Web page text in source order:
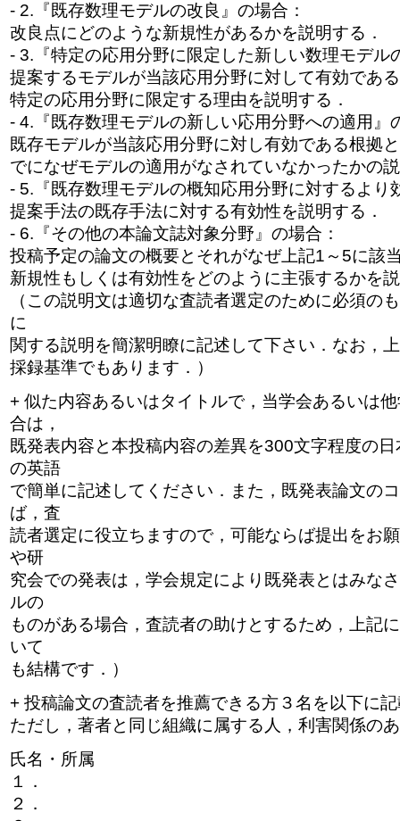
- 2.『既存数理モデルの改良』の場合：
改良点にどのような新規性があるかを説明する．
- 3.『特定の応用分野に限定した新しい数理モデル
提案するモデルが当該応用分野に対して有効であ
特定の応用分野に限定する理由を説明する．
- 4.『既存数理モデルの新しい応用分野への適用』
既存モデルが当該応用分野に対し有効である根拠
でになぜモデルの適用がなされていなかったかの
- 5.『既存数理モデルの概知応用分野に対するより
提案手法の既存手法に対する有効性を説明する．
- 6.『その他の本論文誌対象分野』の場合：
投稿予定の論文の概要とそれがなぜ上記1～5に該
新規性もしくは有効性をどのように主張するかを
（この説明文は適切な査読者選定のために必須の
に
関する説明を簡潔明瞭に記述して下さい．なお，
採録基準でもあります．）
+ 似た内容あるいはタイトルで，当学会あるいは
合は，
既発表内容と本投稿内容の差異を300文字程度の
の英語
で簡単に記述してください．また，既発表論文の
ば，査
読者選定に役立ちますので，可能ならば提出をお
や研
究会での発表は，学会規定により既発表とはみな
ルの
ものがある場合，査読者の助けとするため，上記
いて
も結構です．）
+ 投稿論文の査読者を推薦できる方３名を以下に
ただし，著者と同じ組織に属する人，利害関係の
氏名・所属
１．
２．